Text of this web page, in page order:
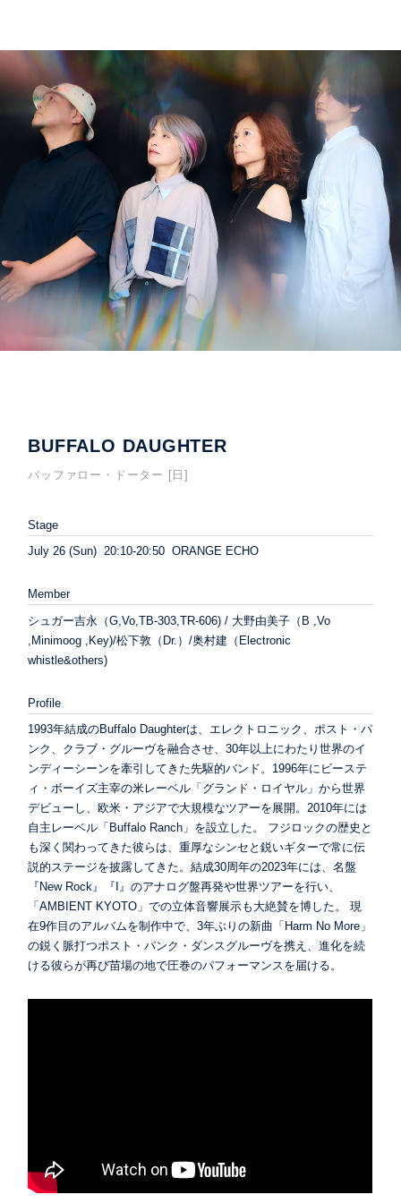
BUFFALO DAUGHTER
バッファロー・ドーター [日]
Stage
July 26 (Sun) 20:10-20:50 ORANGE ECHO
Member
シュガー吉永（G,Vo,TB-303,TR-606) / 大野由美子（B ,Vo
,Minimoog ,Key)/松下敦（Dr.）/奥村建（Electronic
whistle&others)
Profile
1993年結成のBuffalo Daughterは、エレクトロニック、ポスト・パ
ンク、クラブ・グルーヴを融合させ、30年以上にわたり世界のイ
ンディーシーンを牽引してきた先駆的バンド。1996年にビーステ
ィ・ボーイズ主宰の米レーベル「グランド・ロイヤル」から世界
デビューし、欧米・アジアで大規模なツアーを展開。2010年には
自主レーベル「Buffalo Ranch」を設立した。 フジロックの歴史と
も深く関わってきた彼らは、重厚なシンセと鋭いギターで常に伝
説的ステージを披露してきた。結成30周年の2023年には、名盤
『New Rock』『I』のアナログ盤再発や世界ツアーを行い、
「AMBIENT KYOTO」での立体音響展示も大絶賛を博した。 現
在9作目のアルバムを制作中で、3年ぶりの新曲「Harm No More」
の鋭く脈打つポスト・パンク・ダンスグルーヴを携え、進化を続
ける彼らが再び苗場の地で圧巻のパフォーマンスを届ける。